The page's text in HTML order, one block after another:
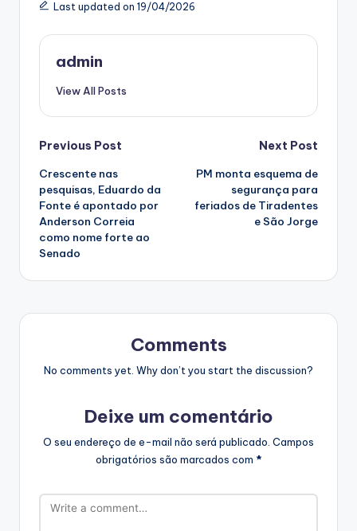
Last updated on 19/04/2026
admin
View All Posts
Post
navigation
Previous Post
Crescente nas
pesquisas, Eduardo da
Fonte é apontado por
Anderson Correia
como nome forte ao
Senado
Next Post
PM monta esquema de
segurança para
feriados de Tiradentes
e São Jorge
Comments
No comments yet. Why don’t you start the discussion?
Deixe um comentário
O seu endereço de e-mail não será publicado. Campos
obrigatórios são marcados com *